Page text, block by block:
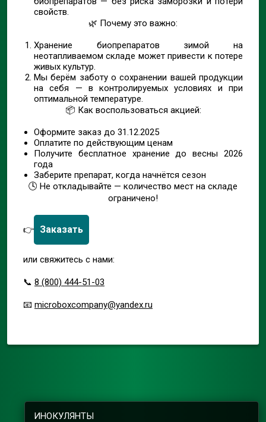
свойств.
🌿 Почему это важно:
Хранение биопрепаратов зимой на
неотапливаемом складе может привести к потере
живых культур.
Мы берём заботу о сохранении вашей продукции
на себя — в контролируемых условиях и при
оптимальной температуре.
📦 Как воспользоваться акцией:
Оформите заказ до 31.12.2025
Оплатите по действующим ценам
Получите бесплатное хранение до весны 2026
года
Заберите препарат, когда начнётся сезон
🕓 Не откладывайте — количество мест на складе
ограничено!
👉 Заказать
или свяжитесь с нами:
📞 8 (800) 444-51-03
📧 microboxcompany@yandex.ru
ИНОКУЛЯНТЫ